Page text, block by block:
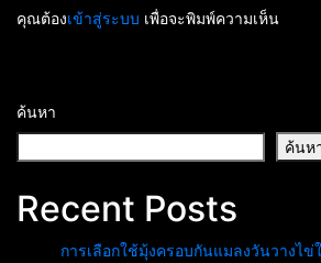
คุณต้องเข้าสู่ระบบ เพื่อจะพิมพ์ความเห็น
ค้นหา
ค้นห
Recent Posts
การเลือกใช้มุ้งครอบกันแมลงวันวางไข่